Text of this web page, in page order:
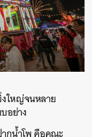
งใหญ่จนหลาย
อย่าง
กน้ำโพ คือคณะ